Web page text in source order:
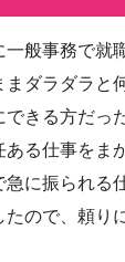
一般事務で就
ダラダラと
きる方だっ
ある仕事をま
急に振られる
たので、頼り